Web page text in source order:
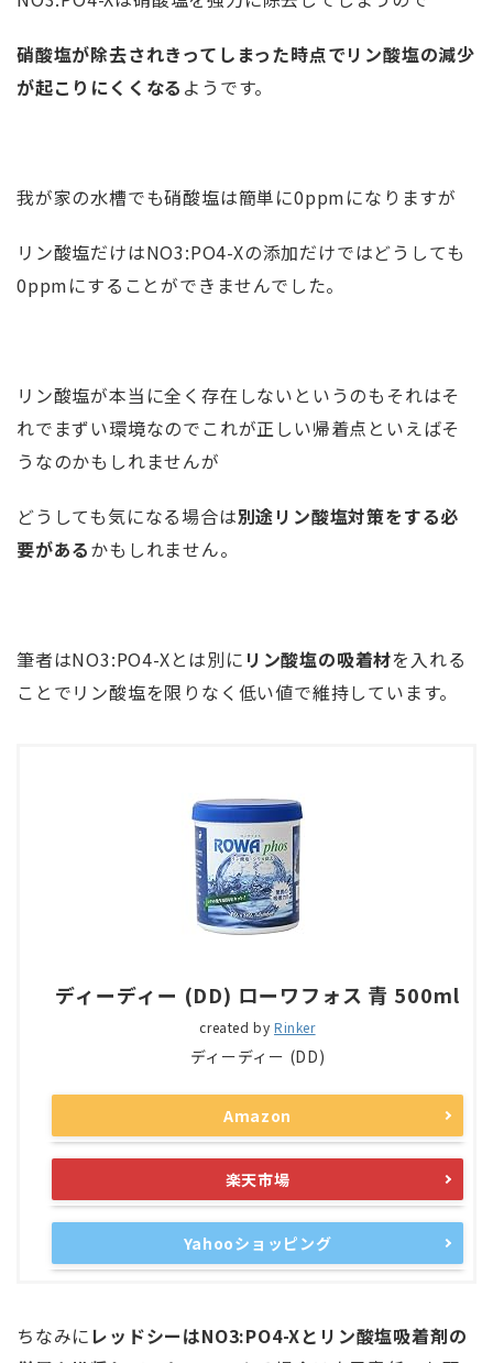
硝酸塩が除去されきってしまった時点でリン酸塩の減少
が起こりにくくなる ようです。
我が家の水槽でも硝酸塩は簡単に0ppmになりますが
リン酸塩だけはNO3:PO4-Xの添加だけではどうしても
0ppmにすることができませんでした。
リン酸塩が本当に全く存在しないというのもそれはそ
れでまずい環境なのでこれが正しい帰着点といえばそ
うなのかもしれませんが
どうしても気になる場合は別途リン酸塩対策をする必
要があるかもしれません。
筆者はNO3:PO4-Xとは別に リン酸塩の吸着材を入れる
ことでリン酸塩を限りなく低い値で維持しています。
ディーディー (DD) ローワフォス 青 500ml
created by Rinker
ディーディー (DD)
Amazon
楽天市場
Yahooショッピング
ちなみに レッドシーはNO3:PO4-Xとリン酸塩吸着剤の